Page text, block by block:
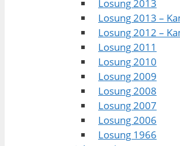
Losung 2013
Losung 2013 –
Losung 2012 –
Losung 2011
Losung 2010
Losung 2009
Losung 2008
Losung 2007
Losung 2006
Losung 1966